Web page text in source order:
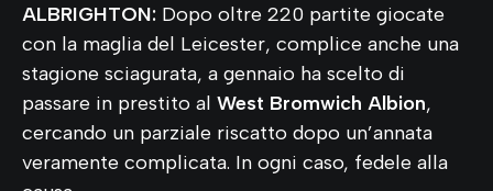
ALBRIGHTON: Dopo oltre 220 partite giocate
con la maglia del Leicester, complice anche una
stagione sciagurata, a gennaio ha scelto di
passare in prestito al West Bromwich Albion,
cercando un parziale riscatto dopo un’annata
veramente complicata. In ogni caso, fedele alla